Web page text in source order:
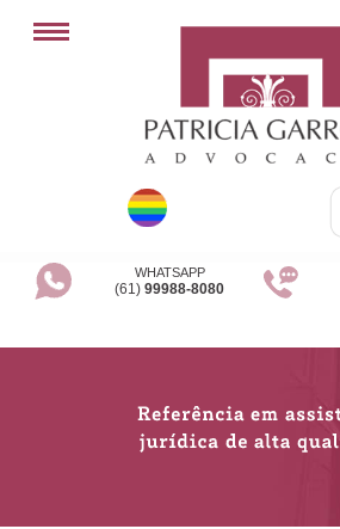
WHATSAPP
(61)99988-8080